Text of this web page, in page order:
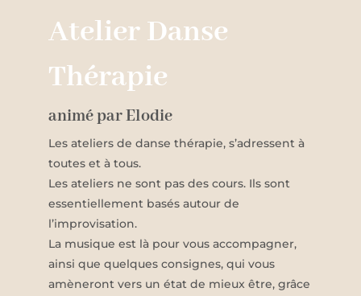
Atelier Danse
Thérapie
animé par Elodie
Les ateliers de danse thérapie, s’adressent à
toutes et à tous.
Les ateliers ne sont pas des cours. Ils sont
essentiellement basés autour de
l’improvisation.
La musique est là pour vous accompagner,
ainsi que quelques consignes, qui vous
amèneront vers un état de mieux être, grâce